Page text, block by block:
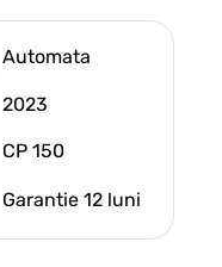
Automata
2023
CP 150
Garantie 12 luni